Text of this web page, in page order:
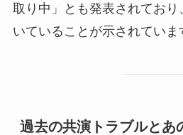
取り中」とも発表されてお
いていることが示されていま
過去の共演トラブルとあ